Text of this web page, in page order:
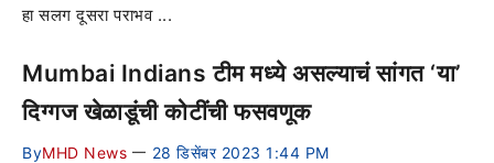
हा सलग दूसरा पराभव ...
Mumbai Indians टीम मध्ये असल्याचं सांगत ‘या’
दिग्गज खेळाडूंची कोटींची फसवणूक
ByMHD News — 28 डिसेंबर 2023 1:44 PM